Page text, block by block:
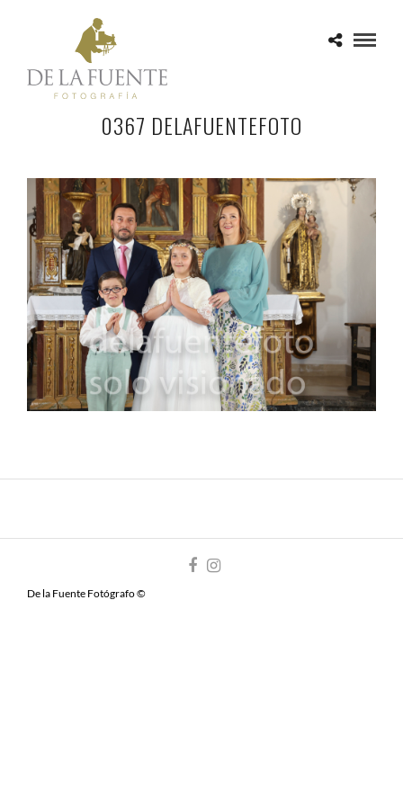
0367 DELAFUENTEFOTO
De la Fuente Fotógrafo ©